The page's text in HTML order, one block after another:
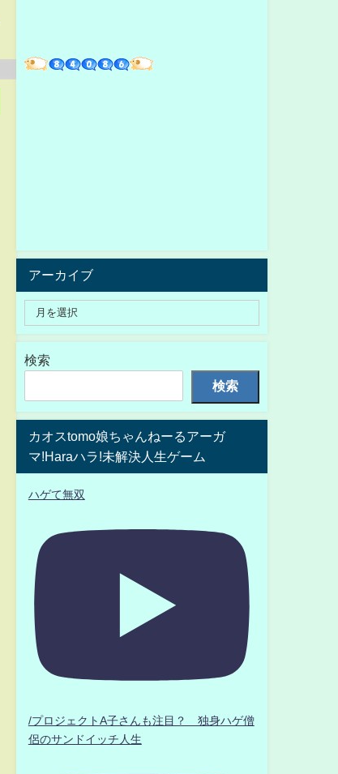
アーカイブ
検索
検索
カオスtomo娘ちゃんねーるアーガ
マ!Haraハラ!未解決人生ゲーム
ハゲて無双
/プロジェクトA子さんも注目？ 独身ハゲ僧
侶のサンドイッチ人生